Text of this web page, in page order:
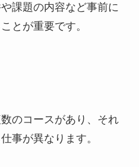
課題の内容など事前に
とが重要です。
のコースがあり、それ
事が異なります。